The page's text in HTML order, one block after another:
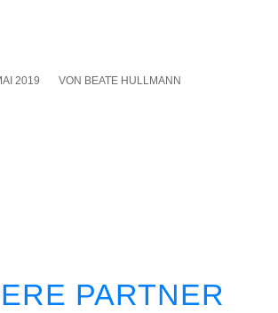
2019 VON BEATE HULLMANN
PARTNER